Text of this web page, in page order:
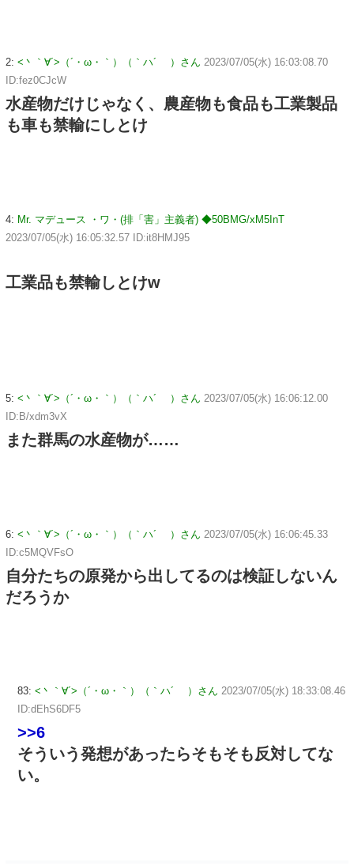
2: <丶｀∀´>（´・ω・｀）（｀ハ´ ）さん 2023/07/05(水) 16:03:08.70
ID:fez0CJcW
水産物だけじゃなく、農産物も食品も工業製品
も車も禁輸にしとけ
4: Mr. マデュース ・ワ・(排「害」主義者) ◆50BMG/xM5InT
2023/07/05(水) 16:05:32.57 ID:it8HMJ95
工業品も禁輸しとけw
5: <丶｀∀´>（´・ω・｀）（｀ハ´ ）さん 2023/07/05(水) 16:06:12.00
ID:B/xdm3vX
また群馬の水産物が……
6: <丶｀∀´>（´・ω・｀）（｀ハ´ ）さん 2023/07/05(水) 16:06:45.33
ID:c5MQVFsO
自分たちの原発から出してるのは検証しないん
だろうか
83: <丶｀∀´>（´・ω・｀）（｀ハ´ ）さん 2023/07/05(水) 18:33:08.46
ID:dEhS6DF5
>>6
そういう発想があったらそもそも反対してな
い。